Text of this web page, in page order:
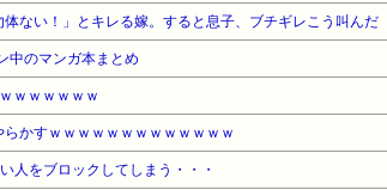
ない！」とキレる嫁。すると息子、ブチギレこう叫んだ
中のマンガ本まとめ
ｗｗｗｗｗｗ
かすｗｗｗｗｗｗｗｗｗｗｗｗｗ
人をブロックしてしまう・・・